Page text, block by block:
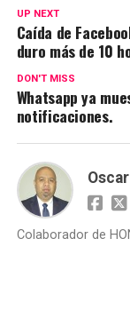
UP NEXT
Caída de
duro más de 10
DON'T MISS
Whatsapp ya
notificaciones.
Colaborador de